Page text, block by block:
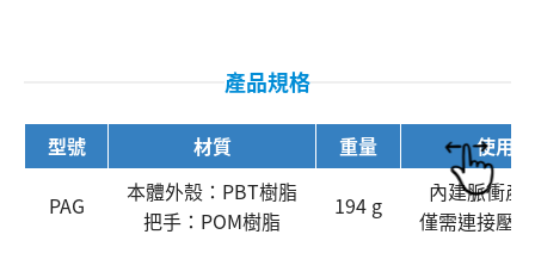
產品規格
型號 材質 重量 使用
PAG
本體外殼：PBT樹脂
把手：POM樹脂
194 g
內建脈衝產
僅需連接壓